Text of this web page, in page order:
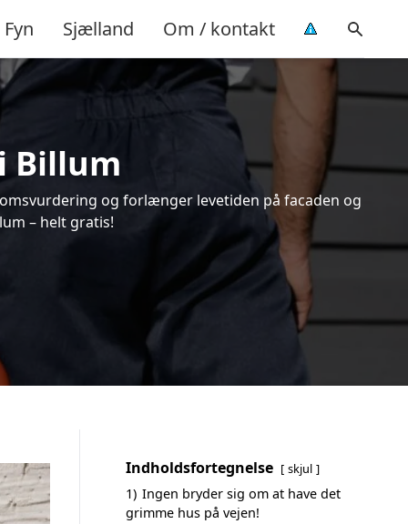
Fyn Sjælland Om / kontakt
Billum
og forlænger levetiden på facaden og
– helt gratis!
Indholdsfortegnelse skjul
1) Ingen bryder sig om at have det
grimme hus på vejen!